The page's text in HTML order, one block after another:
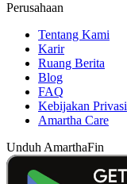
Perusahaan
Tentang Kami
Karir
Ruang Berita
Blog
FAQ
Kebijakan Privasi
Amartha Care
Unduh AmarthaFin